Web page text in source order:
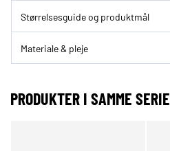
Størrelsesguide og produktmål
Materiale & pleje
PRODUKTER I SAMME SERIE